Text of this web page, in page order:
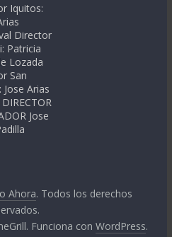
Iquitos:
Director
Patricia
Lozada
San
Jose Arias
Jose
Ahora. Todos los derechos
Funciona conWordPress.